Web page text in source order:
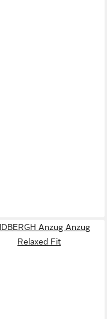
Anzug Anzug
Relaxed Fit